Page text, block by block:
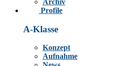
Archiv
Profile
A-Klasse
Konzept
Aufnahme